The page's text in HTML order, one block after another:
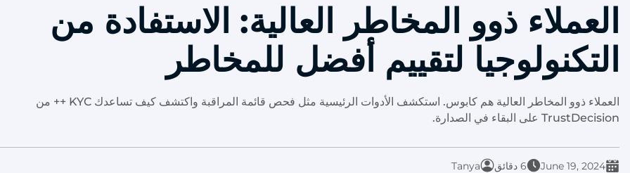
العملاء ذوو المخاطر العالية: الاستفادة من
التكنولوجيا لتقييم أفضل للمخاطر
العملاء ذوو المخاطر العالية هم كابوس. استكشف الأدوات الرئيسية مثل فحص قائمة المراقبة واكتشف كيف تساعدك KYC ++ من
TrustDecision على البقاء في الصدارة.
June 19, 2024 6 دقائق Tanya